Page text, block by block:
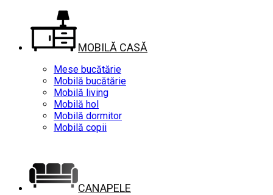
MOBILĂ CASĂ
Mese bucătărie
Mobilă bucătărie
Mobilă living
Mobilă hol
Mobilă dormitor
Mobilă copii
CANAPELE